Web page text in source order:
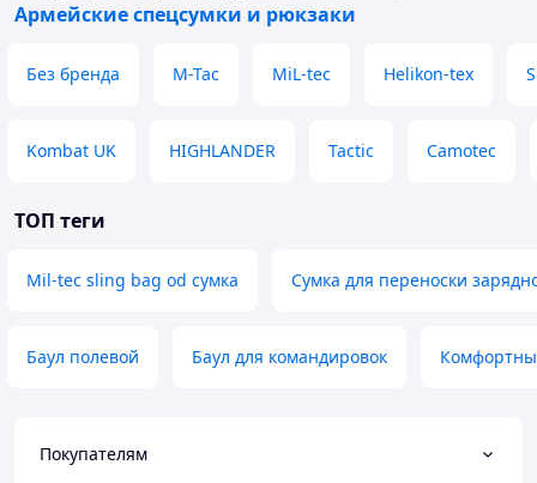
Армейские спецсумки и рюкзаки
Без бренда M-Tac MiL-tec Helikon-tex
Kombat UK HIGHLANDER Tactic Camotec
ТОП теги
Mil-tec sling bag od сумка Сумка для переноски
Баул полевой Баул для командировок
Покупателям